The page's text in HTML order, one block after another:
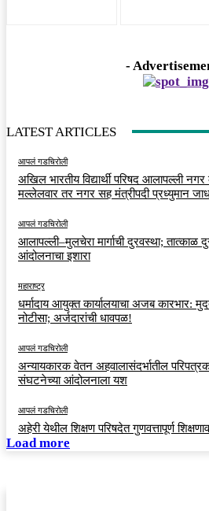
-
LATEST ARTICLES
आपलं गडचिरोली
अखिल भारतीय विद्यार्थी परिषद आलापल्ली
मल्लेलवार तर नगर सह मंत्रीपदी प्रध्युमान
आपलं गडचिरोली
आलापल्ली–मुलचेरा मार्गाची दुरवस्था; तात्काळ
आंदोलनाचा इशारा
महाराष्ट्र
धर्मादाय आयुक्त कार्यालयाचा अजब कारभार:
नोटीसा; अर्जदारांची धावपळ!
आपलं गडचिरोली
अन्यायकारक वेतन अहवालासंदर्भातील परिपत्रक
संघटनेच्या आंदोलनाला यश
आपलं गडचिरोली
अहेरी येथील शिक्षण परिषदेत गुणवत्तापूर्ण
Load more